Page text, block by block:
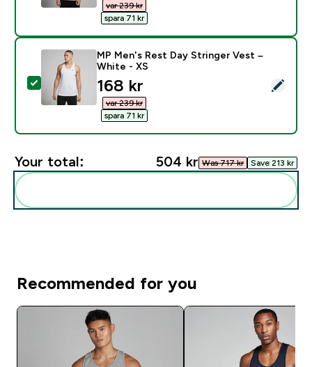
var 239 kr‎
spara 71 kr‎
Select this product - MP Men's Rest Day Stringer
MP Men's Rest Day Stringer Vest –
White - XS
discounted price
168 kr‎
var 239 kr‎
spara 71 kr‎
Your total: 504 kr‎ Was 717 kr‎ Save 213 kr‎
Recommended for you